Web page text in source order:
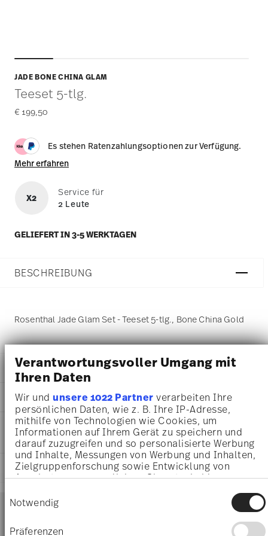
Verantwortungsvoller Umgang mit
Ihren Daten
Wir undunsere 1022 Partner verarbeiten Ihre
persönlichen Daten, wie z. B. Ihre IP-Adresse,
mithilfe von Technologien wie Cookies, um
Informationen auf Ihrem Gerät zu speichern und
darauf zuzugreifen und so personalisierte Werbung
und Inhalte, Messungen von Werbung und Inhalten,
Zielgruppenforschung sowie Entwicklung von
Angeboten zu ermöglichen. Sie entscheiden
Sie können Ihre Einwilligung jederzeit über die
Cookie-Erklärung oder durch Klicken auf das
Privacy Trigger Symbol ändern oder widerrufen
Notwendig
Präferenzen
JADE BONE CHINA GLAM
Teeset 5-tlg.
€ 199,50
Es stehen Ratenzahlungsoptionen zur Verfügung.
Mehr erfahren
X2
Service für
2 Leute
GELIEFERT IN 3-5 WERKTAGEN
BESCHREIBUNG
Rosenthal Jade Glam Set - Teeset 5-tlg., Bone China Gold
DETAILS
Jade Bone China
Glam
Bone China
Glam
61040-330039-28511
4012438592244
DE
MAßE
34,70 cm
23,70 cm
11,30 cm
1,08 kg
34,70 cm
23,70 cm
PFLEGE- UND
SICHERHEITSINFORMATIONEN
Spülmaschinenfest Mikrowellengeeignet
LIEFERUNG UND RÜCKSENDUNG
Footer
Services